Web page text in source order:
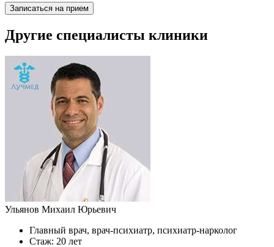
Записаться на прием
Другие специалисты клиники
Ульянов Михаил Юрьевич
Главный врач, врач-психиатр, психиатр-нарколог
Стаж: 20 лет